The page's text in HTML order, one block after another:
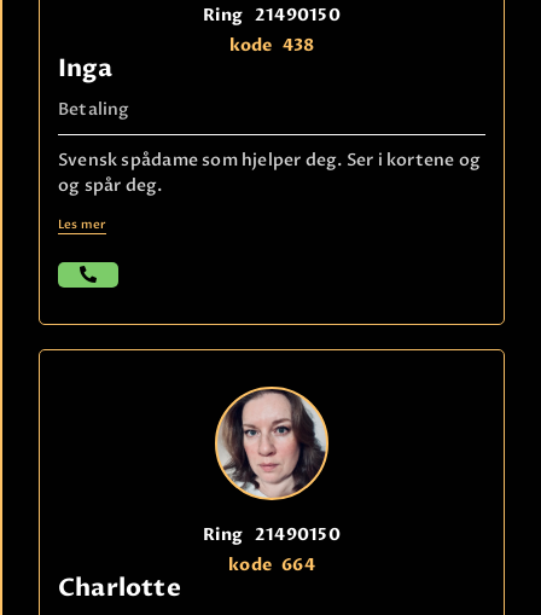
Ring 21490150
kode 438
Inga
Betaling
Svensk spådame som hjelper deg. Ser i kortene og
og spår deg.
Les mer
Ring 21490150
kode 664
Charlotte